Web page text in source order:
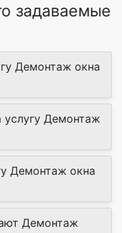
задаваемые
Демонтаж окна
услугу Демонтаж
Демонтаж окна
Демонтаж